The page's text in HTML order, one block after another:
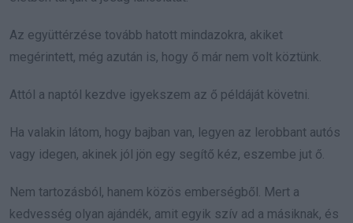
Az együttérzése tovább hatott mindazokra, akiket
megérintett, még azután is, hogy ő már nem volt köztünk.
Attól a naptól kezdve igyekszem az ő példáját követni.
Ha valakin látom, hogy bajban van, legyen az lerobbant autós
vagy idegen, akinek jól jön egy segítő kéz, eszembe jut ő.
Nem tartozásból, hanem közös emberségből. Mert a
kedvesség olyan ajándék, amit egyik szív ad a másiknak, és